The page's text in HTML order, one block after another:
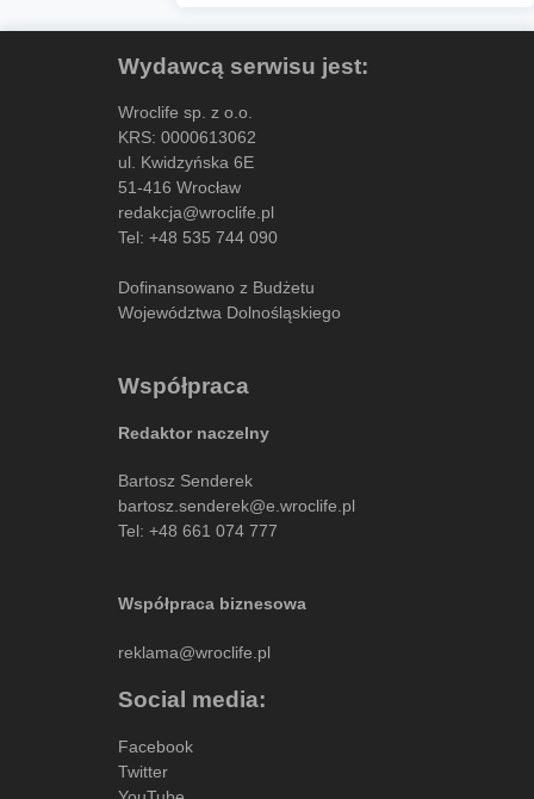
Wydawcą serwisu jest:
Wroclife sp. z o.o.
KRS: 0000613062
ul. Kwidzyńska 6E
51-416 Wrocław
redakcja@wroclife.pl
Tel: +48 535 744 090
Dofinansowano z Budżetu
Województwa Dolnośląskiego
Współpraca
Redaktor naczelny
Bartosz Senderek
bartosz.senderek@e.wroclife.pl
Tel: +48 661 074 777
Współpraca biznesowa
reklama@wroclife.pl
Social media:
Facebook
Twitter